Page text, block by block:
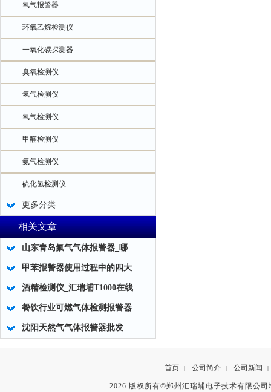
氧气报警器
环氧乙烷检测仪
一氧化碳探测器
臭氧检测仪
氢气检测仪
氧气检测仪
甲醛检测仪
氨气检测仪
硫化氢检测仪
更多分类
相关文章
山东青岛氟气气体报警器_哪家专业
甲苯报警器使用过程中的四大问题需注意
酒精检测仪_汇瑞埔T1000在线式防爆型酒精检测仪
餐饮行业可燃气体检测报警器
沈阳天然气气体报警器批发
首页 | 公司简介 | 公司新闻 |
2026 版权所有©郑州汇瑞埔电子技术有限公